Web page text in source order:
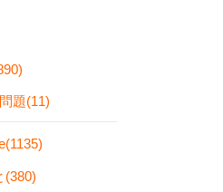
題(11)
(380)